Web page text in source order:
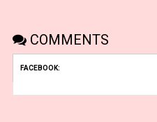
COMMENTS
FACEBOOK: